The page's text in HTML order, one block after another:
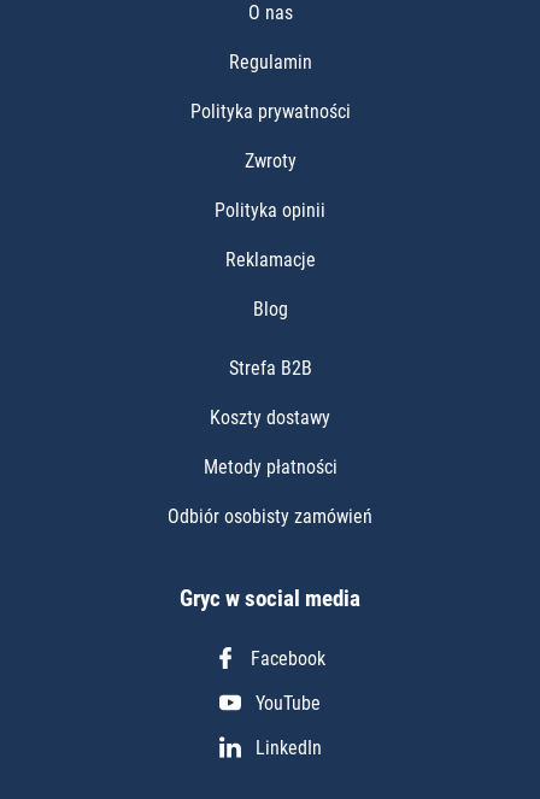
O nas
Regulamin
Polityka prywatności
Zwroty
Polityka opinii
Reklamacje
Blog
Strefa B2B
Koszty dostawy
Metody płatności
Odbiór osobisty zamówień
Gryc w social media
Facebook
YouTube
LinkedIn